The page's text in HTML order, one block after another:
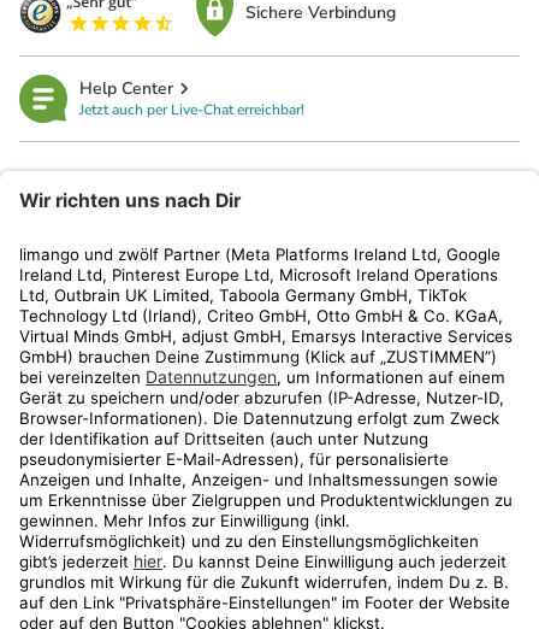
Sichere Verbindung
Help Center
Jetzt auch per Live-Chat erreichbar!
Kundenservice
Shop
Aktionen
Travel